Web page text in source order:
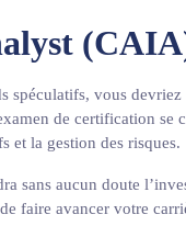
spéculatifs, vous devriez
de certification se
et la gestion des risques.
sans aucun doute
faire avancer votre